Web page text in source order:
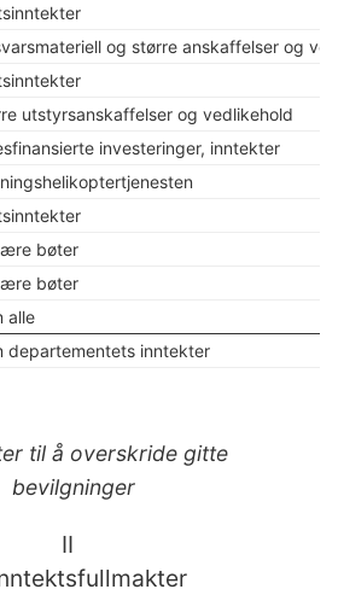
og større anskaffelser og
utstyrsanskaffelser og vedlikehold
investeringer, inntekter
bøter
bøter
alle
departementets inntekter
til å overskride gitte
bevilgninger
II